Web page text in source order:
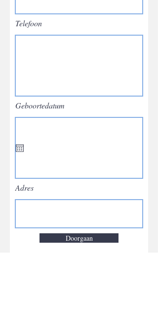
Telefoon
Geboortedatum
Adres
Doorgaan